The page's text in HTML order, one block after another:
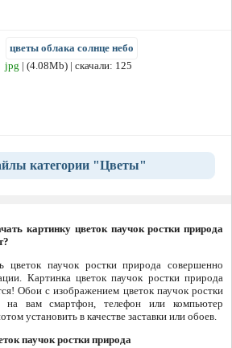
цветы облака солнце небо
jpg | (4.08Mb) | скачали: 125
категории "Цветы"
картинку цветок паучок ростки природа
цветок паучок ростки природа совершенно
Картинка цветок паучок ростки природа
Обои с изображением цветок паучок ростки
на вам смартфон, телефон или компьютер
установить в качестве заставки или обоев.
паучок ростки природа